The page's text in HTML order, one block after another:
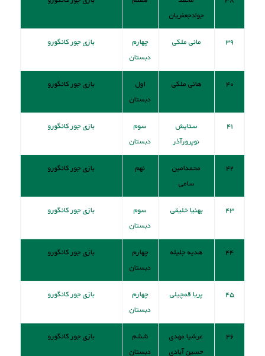
جوادجعفریان
۳۹ مانی ملکی
چهارم
دبستان
بازی جور کانگورو
۴۰ هانی ملکی
اول
دبستان
بازی جور کانگورو
۴۱
ستایش
نوپرورآذر
سوم
دبستان
بازی جور کانگورو
۴۲
محمدامین
سامی
نهم بازی جور کانگورو
۴۳ بهنیا خلیقی
سوم
دبستان
بازی جور کانگورو
۴۴ هدیه جلیله
چهارم
دبستان
بازی جور کانگورو
۴۵ پریا قمچیلی
چهارم
دبستان
بازی جور کانگورو
۴۶
عرشیا مهدی
حسین آبادی
ششم
دبستان
بازی جور کانگورو